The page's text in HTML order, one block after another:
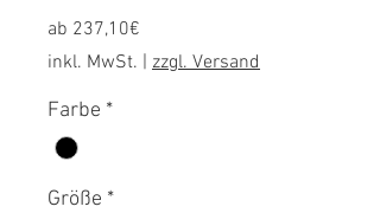
ab 237,10€
Preis
inkl. MwSt. zzgl. Versand
Farbe *
Größe *